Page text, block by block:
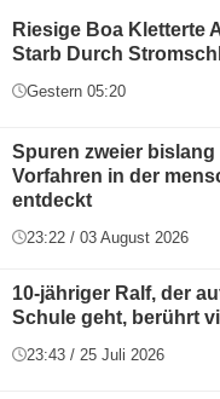
Riesige Boa Kletterte
Starb Durch
Gestern 05:20
Spuren zweier
Vorfahren in der
entdeckt
23:22 / 03 August 2026
10-jähriger Ralf, der
Schule geht, berührt
23:43 / 25 Juli 2026